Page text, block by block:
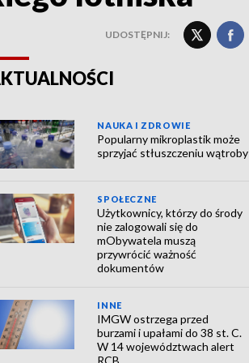
UDOSTĘPNIJ:
NAUKA I ZDROWIE
Popularny mikroplastik może
sprzyjać stłuszczeniu wątroby
SPOŁECZNE
Użytkownicy, którzy do środy
nie zalogowali się do
mObywatela muszą
przywrócić ważność
dokumentów
INNE
IMGW ostrzega przed
burzami i upałami do 38 st. C.
W 14 województwach alert